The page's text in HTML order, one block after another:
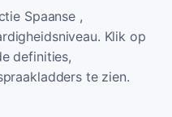
Spaanse ,
Klik op
definities,
te zien.